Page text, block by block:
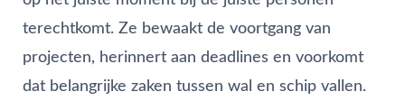
terechtkomt. Ze bewaakt de voortgang van
projecten, herinnert aan deadlines en voorkomt
dat belangrijke zaken tussen wal en schip vallen.